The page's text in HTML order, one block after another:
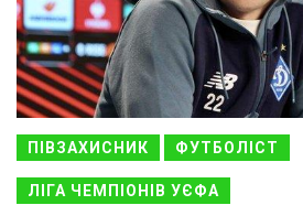
ПІВЗАХИСНИК ФУТБОЛІСТ
ЛІГА ЧЕМПІОНІВ УЄФА